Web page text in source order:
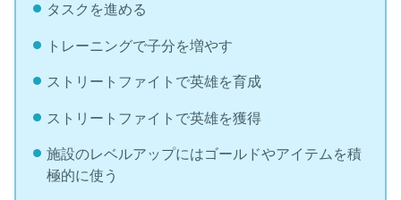
タスクを進める
トレーニングで子分を増やす
ストリートファイトで英雄を育成
ストリートファイトで英雄を獲得
施設のレベルアップにはゴールドやアイテムを積
極的に使う